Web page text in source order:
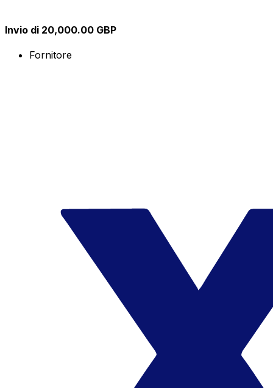
Invio di 20,000.00 GBP
Fornitore